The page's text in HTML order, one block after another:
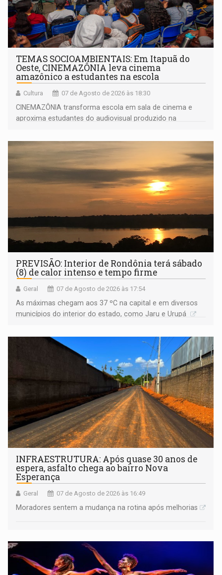
TEMAS SOCIOAMBIENTAIS: Em Itapuã do
Oeste, CINEMAZÔNIA leva cinema
amazônico a estudantes na escola
Cultura 07 de Agosto de 2026 às 18:30
CINEMAZÔNIA transforma escola em sala de cinema e
aproxima estudantes do audiovisual produzido na
PREVISÃO: Interior de Rondônia terá sábado
(8) de calor intenso e tempo firme
Geral 07 de Agosto de 2026 às 17:54
As máximas chegam aos 37 ºC na capital e em diversos
municípios do interior do estado, como Jaru e Urupá
INFRAESTRUTURA: Após quase 30 anos de
espera, asfalto chega ao bairro Nova
Esperança
Geral 07 de Agosto de 2026 às 16:49
Moradores sentem a mudança na rotina após melhorias